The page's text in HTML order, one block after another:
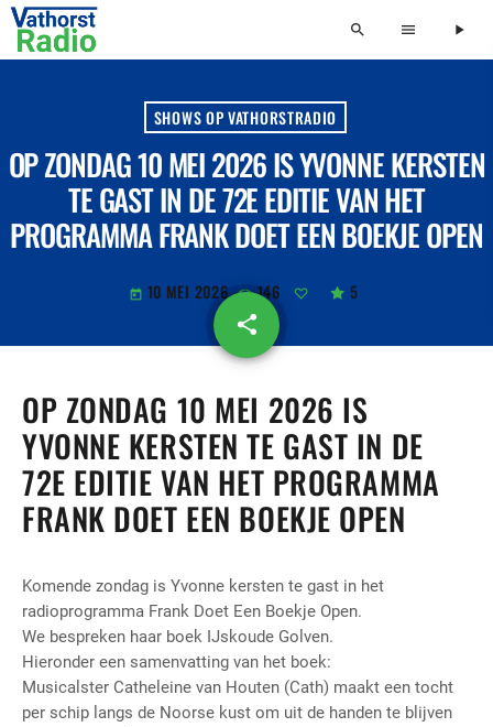
search menu play_arrow
SHOWS OP VATHORSTRADIO
OP ZONDAG 10 MEI 2026 IS YVONNE KERSTEN
TE GAST IN DE 72E EDITIE VAN HET
PROGRAMMA FRANK DOET EEN BOEKJE OPEN
today 10 MEI 2026 146 5
share
email
OP ZONDAG 10 MEI 2026 IS
YVONNE KERSTEN TE GAST IN DE
72E EDITIE VAN HET PROGRAMMA
FRANK DOET EEN BOEKJE OPEN
Komende zondag is Yvonne kersten te gast in het
radioprogramma Frank Doet Een Boekje Open.
We bespreken haar boek IJskoude Golven.
Hieronder een samenvatting van het boek:
Musicalster Catheleine van Houten (Cath) maakt een tocht
per schip langs de Noorse kust om uit de handen te blijven